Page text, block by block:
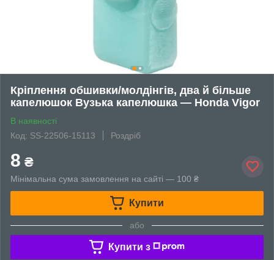
Кріплення обшивки/молдінгів, два й більше
капелюшок Вузька капелюшка — Honda Vigor
В наявності
Код: SS-22506-15113
Роздріб
8 ₴
Мінімальна сума замовлення на сайті — 100 ₴
Купити
або
Купити з